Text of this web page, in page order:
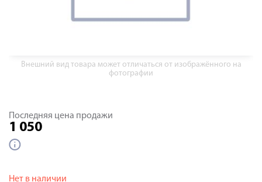
Внешний вид товара может отличаться от изображённого на
фотографии
Последняя цена продажи
1 050
Нет в наличии